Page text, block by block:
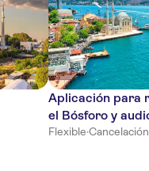
Aplicación para
el Bósforo y
Flexible·